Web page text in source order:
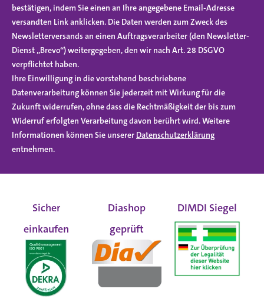
bestätigen, indem Sie einen an Ihre angegebene Email-Adresse
versandten Link anklicken. Die Daten werden zum Zweck des
Newsletterversands an einen Auftragsverarbeiter (den Newsletter-
Dienst „Brevo“) weitergegeben, den wir nach Art. 28 DSGVO
verpflichtet haben.
Ihre Einwilligung in die vorstehend beschriebene
Datenverarbeitung können Sie jederzeit mit Wirkung für die
Zukunft widerrufen, ohne dass die Rechtmäßigkeit der bis zum
Widerruf erfolgten Verarbeitung davon berührt wird. Weitere
Informationen können Sie unserer Datenschutzerklärung
entnehmen.
Sicher
einkaufen
Diashop
geprüft
DIMDI Siegel